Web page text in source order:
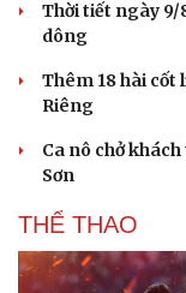
Thời tiết ngày 9/
dông
Thêm 18 hài cốt
Riêng
Ca nô chở
Sơn
THỂ THAO